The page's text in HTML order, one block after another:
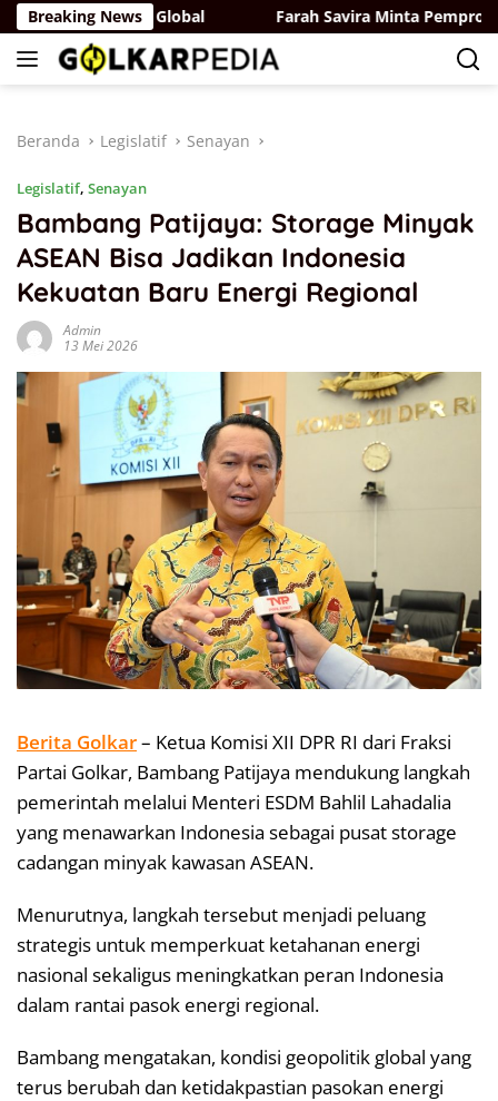
Langsung
ke
konten
Breaking News
Pasar Global Farah Savira Minta Pemprov DKI
Beranda Legislatif Senayan
Legislatif, Senayan
Bambang Patijaya: Storage Minyak
ASEAN Bisa Jadikan Indonesia
Kekuatan Baru Energi Regional
Admin
13 Mei 2026
Berita Golkar– Ketua Komisi XII DPR RI dari Fraksi
Partai Golkar, Bambang Patijaya mendukung langkah
pemerintah melalui Menteri ESDM Bahlil Lahadalia
yang menawarkan Indonesia sebagai pusat storage
cadangan minyak kawasan ASEAN.
Menurutnya, langkah tersebut menjadi peluang
strategis untuk memperkuat ketahanan energi
nasional sekaligus meningkatkan peran Indonesia
dalam rantai pasok energi regional.
Bambang mengatakan, kondisi geopolitik global yang
terus berubah dan ketidakpastian pasokan energi